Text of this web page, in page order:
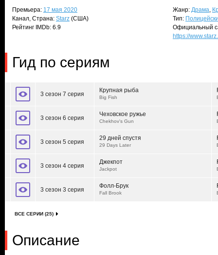
Премьера: 17 мая 2020
Канал, Страна: Starz (США)
Рейтинг IMDb: 6.9
Жанр: Драма,
Тип:
Официальный
https://
Гид по сериям
3 сезон 7 серия
Крупная рыба
Big Fish
3 сезон 6 серия
Чеховское ружье
Chekhov's Gun
3 сезон 5 серия
29 дней спустя
29 Days Later
3 сезон 4 серия
Джекпот
Jackpot
3 сезон 3 серия
Фолл-Брук
Fall Brook
ВСЕ СЕРИИ (25)
Описание